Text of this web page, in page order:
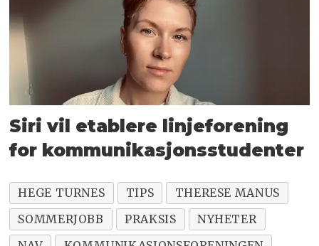
Siri vil etablere linjeforening
for kommunikasjonsstudenter
HEGE TURNES TIPS
THERESE MANUS
SOMMERJOBB
PRAKSIS
NYHETER